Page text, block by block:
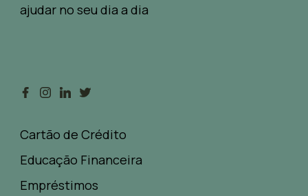
ajudar no seu dia a dia
Cartão de Crédito
Educação Financeira
Empréstimos